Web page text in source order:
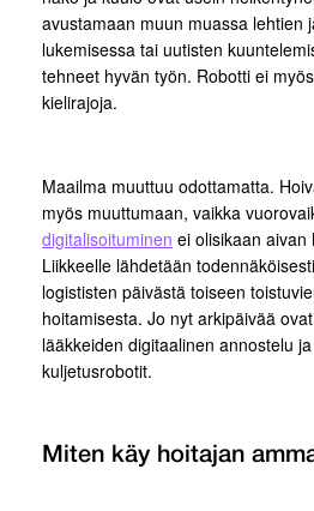
avustamaan muun muassa lehtien
lukemisessa tai uutisten
tehneet hyvän työn. Robotti ei
kielirajoja.
Maailma muuttuu odottamatta.
myös muuttumaan, vaikka
digitalisoituminen ei olisikaan aivan
Liikkeelle lähdetään
logististen päivästä toiseen
hoitamisesta. Jo nyt arkipäivää
lääkkeiden digitaalinen annostelu
kuljetusrobotit.
Miten käy hoitajan